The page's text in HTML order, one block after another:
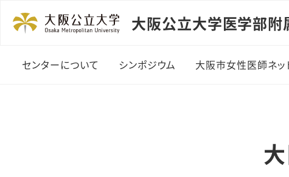
大阪公立大学医学部
センターについて シンポジウム 大阪市女性医師ネッ